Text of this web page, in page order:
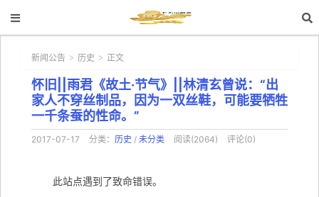
新闻公告 > 历史 > 正文
怀旧||雨君《故土·节气》||林清玄曾说：“出
家人不穿丝制品，因为一双丝鞋，可能要牺牲
一千条蚕的性命。”
2017-07-17 分类： 历史 / 未分类 阅读(2064) 评论(0)
此站点遇到了致命错误。